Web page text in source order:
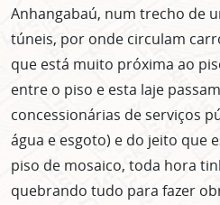
Anhangabaú, num trecho de
túneis, por onde circulam
que está muito próxima ao
entre o piso e esta laje
concessionárias de serviços
água e esgoto) e do jeito que
piso de mosaico, toda hora
quebrando tudo para fazer